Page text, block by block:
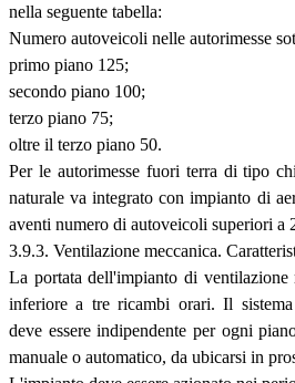
nella seguente tabella:
Numero autoveicoli nelle autorimesse
primo piano 125;
secondo piano 100;
terzo piano 75;
oltre il terzo piano 50.
Per le autorimesse fuori terra di tipo
naturale va integrato con impianto di
aventi numero di autoveicoli superiori a
3.9.3. Ventilazione meccanica.
La portata dell'impianto di ventilazione
inferiore a tre ricambi orari. Il
deve essere indipendente per ogni
manuale o automatico, da ubicarsi in